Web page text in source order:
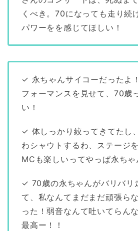
くべき。70になっても走り続
パワーをを感じてほしい！
✓ 永ちゃんサイコーだったよ
フォーマンスを見せて、70歳
い！
✓ 体しっかり絞ってきてたし
わシャウトするわ、ステージ
MCも楽しいってやっぱ永ちゃ
✓ 70歳の永ちゃんがバリバリ
て、私なんてまだまだ頑張ら
った！弱音なんて吐いてらん
最高ー！！